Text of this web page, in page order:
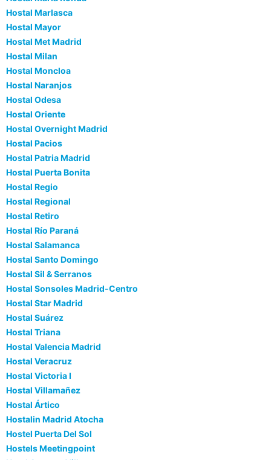
Hostal Marlasca
Hostal Mayor
Hostal Met Madrid
Hostal Milan
Hostal Moncloa
Hostal Naranjos
Hostal Odesa
Hostal Oriente
Hostal Overnight Madrid
Hostal Pacios
Hostal Patria Madrid
Hostal Puerta Bonita
Hostal Regio
Hostal Regional
Hostal Retiro
Hostal Río Paraná
Hostal Salamanca
Hostal Santo Domingo
Hostal Sil & Serranos
Hostal Sonsoles Madrid-Centro
Hostal Star Madrid
Hostal Suárez
Hostal Triana
Hostal Valencia Madrid
Hostal Veracruz
Hostal Victoria I
Hostal Villamañez
Hostal Ártico
Hostalin Madrid Atocha
Hostel Puerta Del Sol
Hostels Meetingpoint